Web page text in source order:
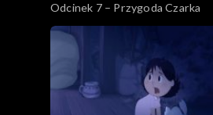
Odcinek 7 – Przygoda Czarka